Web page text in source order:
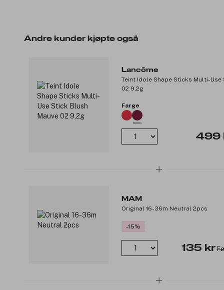
Andre kunder kjøpte også
Lancôme
Teint Idole Shape Sticks Multi-Use
02 9,2g
Farge
499
MAM
Original 16-36m Neutral 2pcs
-15%
135 kr